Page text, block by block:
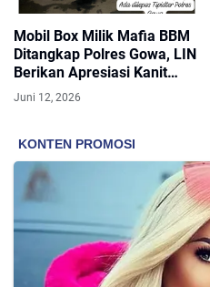
Mobil Box Milik Mafia BBM
Ditangkap Polres Gowa, LIN
Berikan Apresiasi Kanit
Tipidter Ungkap Pelaku
Juni 12, 2026